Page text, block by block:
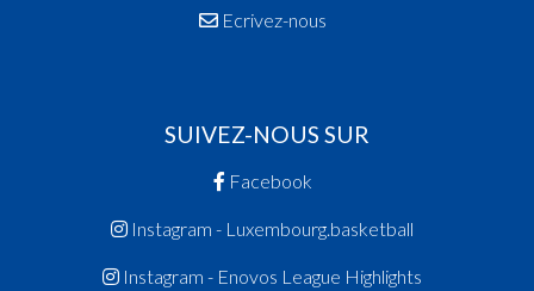
Ecrivez-nous
SUIVEZ-NOUS SUR
Facebook
Instagram - Luxembourg.basketball
Instagram - Enovos League Highlights